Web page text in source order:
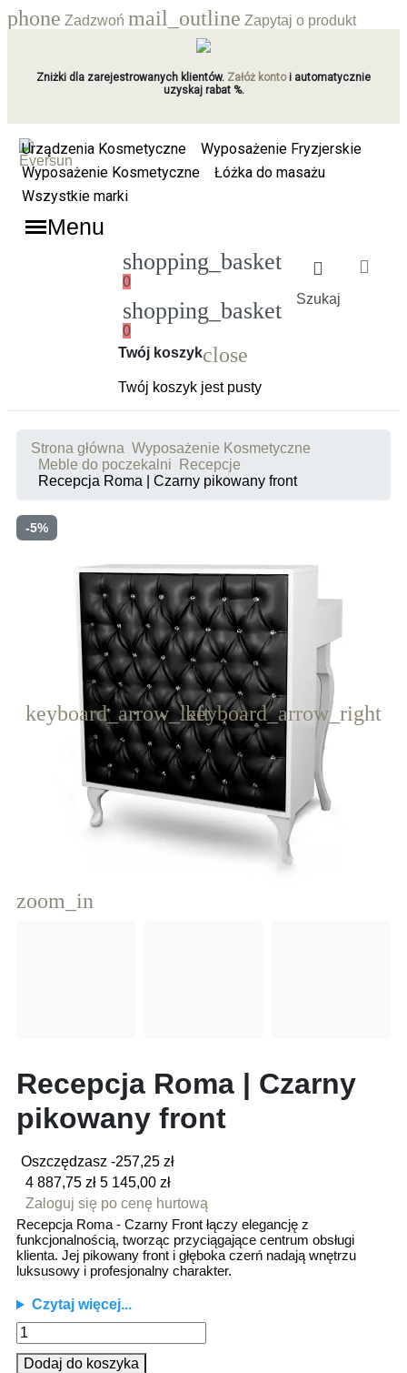
phone Zadzwoń mail_outline Zapytaj o produkt
Zniżki dla zarejestrowanych klientów. Załóż kontoi automatycznie
uzyskaj rabat %.
Szukaj
shopping_basket
0
shopping_basket
0
Ładowanie
Twój koszykclose
Twój koszyk jest pusty
Urządzenia Kosmetyczne
Wyposażenie Fryzjerskie
Wyposażenie Kosmetyczne
Łóżka do masażu
Wszystkie marki
Menu
Strona główna Wyposażenie Kosmetyczne
Meble do poczekalni
Recepcje
Recepcja Roma | Czarny pikowany front
-5%
Poprzedni
keyboard_arrow_left Następny
keyboard_arrow_right
zoom_in
Recepcja Roma | Czarny
pikowany front
Oszczędzasz -257,25 zł
4 887,75 zł 5 145,00 zł
Zaloguj się po cenę hurtową
Recepcja Roma - Czarny Front łączy elegancję z
funkcjonalnością, tworząc przyciągające centrum obsługi
klienta. Jej pikowany front i głęboka czerń nadają wnętrzu
luksusowy i profesjonalny charakter.
Czytaj więcej...
Dodaj do koszyka